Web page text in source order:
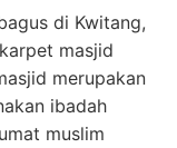
di Kwitang,
masjid
merupakan
ibadah
muslim